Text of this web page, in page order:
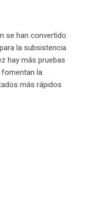
se han convertido
la subsistencia
hay más pruebas
fomentan la
más rápidos